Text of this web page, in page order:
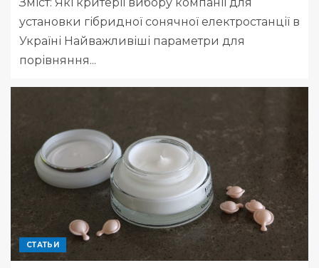
установки гібридної сонячної електростанції в
Україні Найважливіші параметри для
порівняння...
СТАТЬИ